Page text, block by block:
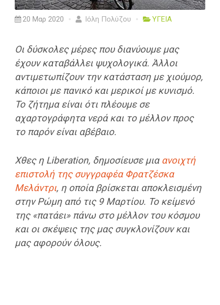
20 Μαρ 2020 Ιόλη Πολύζου ΥΓΕΙΑ
Οι δύσκολες μέρες που διανύουμε μας
έχουν καταβάλλει ψυχολογικά. Άλλοι
αντιμετωπίζουν την κατάσταση με χιούμορ,
κάποιοι με πανικό και μερικοί με κυνισμό.
Το ζήτημα είναι ότι πλέουμε σε
αχαρτογράφητα νερά και το μέλλον προς
το παρόν είναι αβέβαιο.
Χθες η Liberation, δημοσίευσε μια ανοιχτή
επιστολή της συγγραφέα Φρατζέσκα
Μελάντρι, η οποία βρίσκεται αποκλεισμένη
στην Ρώμη από τις 9 Μαρτίου. Το κείμενό
της «πατάει» πάνω στο μέλλον του κόσμου
και οι σκέψεις της μας συγκλονίζουν και
μας αφορούν όλους.